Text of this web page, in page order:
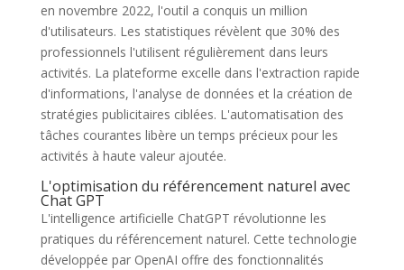
en novembre 2022, l'outil a conquis un million
d'utilisateurs. Les statistiques révèlent que 30% des
professionnels l'utilisent régulièrement dans leurs
activités. La plateforme excelle dans l'extraction rapide
d'informations, l'analyse de données et la création de
stratégies publicitaires ciblées. L'automatisation des
tâches courantes libère un temps précieux pour les
activités à haute valeur ajoutée.
L'optimisation du référencement naturel avec
Chat GPT
L'intelligence artificielle ChatGPT révolutionne les
pratiques du référencement naturel. Cette technologie
développée par OpenAI offre des fonctionnalités